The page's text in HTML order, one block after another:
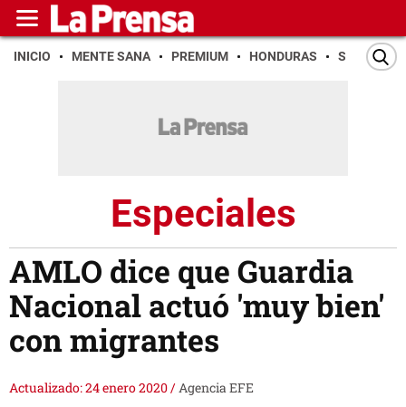
INICIO MENTE SANA PREMIUM HONDURAS SAN PEDRO
Especiales
AMLO dice que Guardia
Nacional actuó 'muy bien'
con migrantes
Actualizado: 24 enero 2020/Agencia EFE